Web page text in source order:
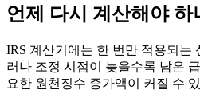
언제 다시 계산해야 하
IRS 계산기에는 한 번만 적용되는
러나 조정 시점이 늦을수록 남은
요한 원천징수 증가액이 커질 수